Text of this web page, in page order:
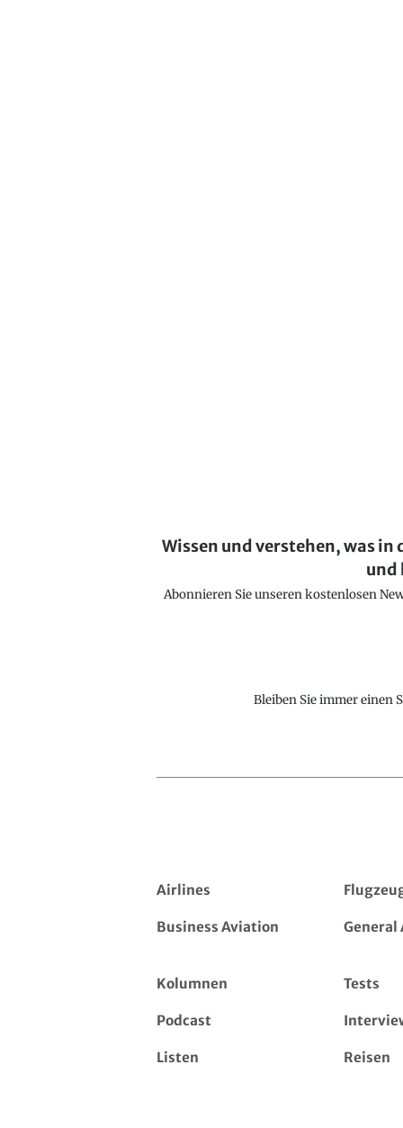
Wissen und verstehen, was
und
Abonnieren Sie unseren kostenlosen
Bleiben Sie immer einen
Airlines
Business Aviation General
Kolumnen Tests
Podcast
Listen Reisen